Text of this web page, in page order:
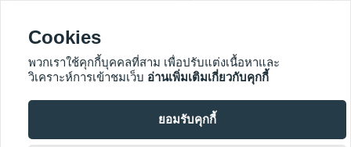
เสนอ
นโยบายความ
Cookies
พวกเราใช้คุกกี้บุคคลที่สาม เพื่อปรับแต่งเนื้อหาและ
วิเคราะห์การเข้าชมเว็บ อ่านเพิ่มเติมเกี่ยวกับคุกกี้
ยอมรับคุกกี้